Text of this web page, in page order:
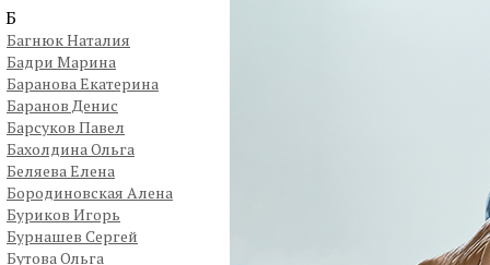
Б
Багнюк Наталия
Бадри Марина
Баранова Екатерина
Баранов Денис
Барсуков Павел
Бахолдина Ольга
Беляева Елена
Бородиновская Алена
Буриков Игорь
Бурнашев Сергей
Бутова Ольга